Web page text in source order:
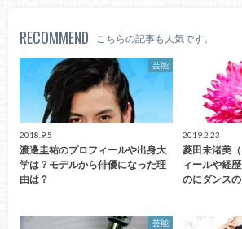
RECOMMEND こちらの記事も人気です。
芸能
2018.9.5
渡邊圭祐のプロフィールや出身大
学は？モデルから俳優になった理
由は？
2019.2.23
菱田未渚美
ィールや経
のにダンス
芸能